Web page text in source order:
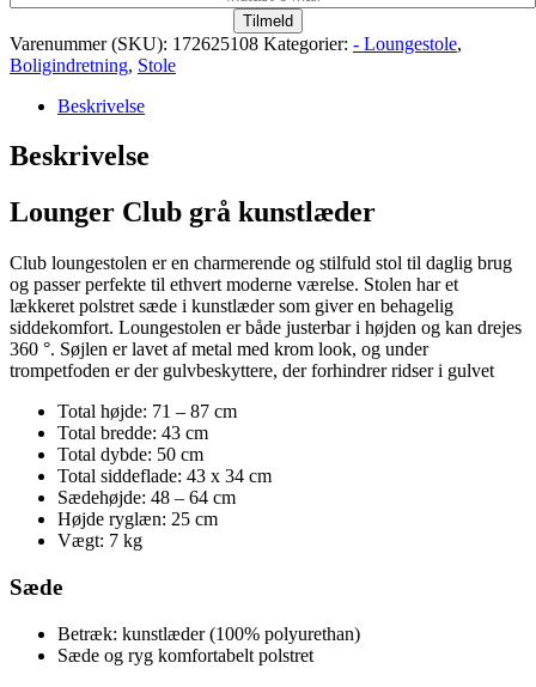
Tilmeld
Varenummer (SKU): 172625108 Kategorier: - Loungestole,
Boligindretning, Stole
Beskrivelse
Beskrivelse
Lounger Club grå kunstlæder
Club loungestolen er en charmerende og stilfuld stol til daglig brug
og passer perfekte til ethvert moderne værelse. Stolen har et
lækkeret polstret sæde i kunstlæder som giver en behagelig
siddekomfort. Loungestolen er både justerbar i højden og kan drejes
360 °. Søjlen er lavet af metal med krom look, og under
trompetfoden er der gulvbeskyttere, der forhindrer ridser i gulvet
Total højde: 71 – 87 cm
Total bredde: 43 cm
Total dybde: 50 cm
Total siddeflade: 43 x 34 cm
Sædehøjde: 48 – 64 cm
Højde ryglæn: 25 cm
Vægt: 7 kg
Sæde
Betræk: kunstlæder (100% polyurethan)
Sæde og ryg komfortabelt polstret